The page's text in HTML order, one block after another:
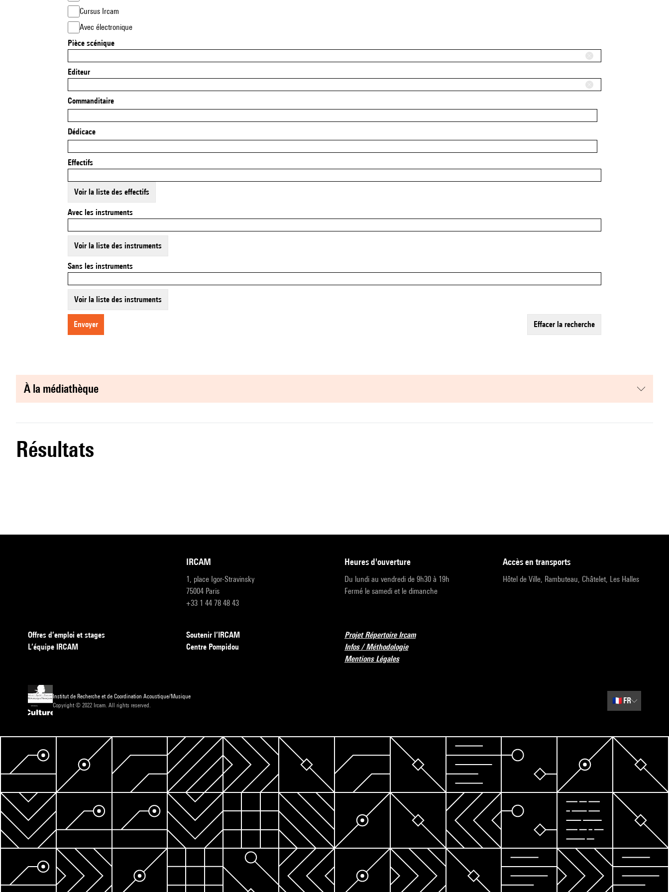
Cursus Ircam
Avec électronique
Pièce scénique
Editeur
Commanditaire
Dédicace
Effectifs
Voir la liste des effectifs
Avec les instruments
Voir la liste des instruments
Sans les instruments
Voir la liste des instruments
envoyer effacer la recherche
à la médiathèque
résultats
IRCAM
1, place Igor-Stravinsky
75004 Paris
+33 1 44 78 48 43
heures d'ouverture
Du lundi au vendredi de 9h30 à 19h
Fermé le samedi et le dimanche
accès en transports
Hôtel de Ville, Rambuteau, Châtelet, Les Halles
Offres d’emploi et stages
L’équipe IRCAM
Soutenir l’IRCAM
Centre Pompidou
Projet Répertoire Ircam
Infos / Méthodologie
Mentions Légales
Institut de Recherche et de Coordination Acoustique/Musique
Copyright © 2022 Ircam. All rights reserved.
🇫🇷 FR